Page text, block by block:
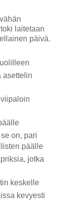
laitetaan
päivä.
asettelin
on, pari
päälle
jotka
keskelle
kevyesti